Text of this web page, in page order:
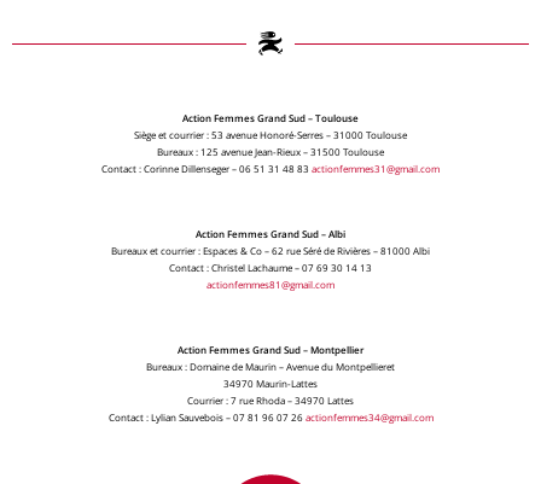
Action Femmes Grand Sud – Toulouse
Siège et courrier : 53 avenue Honoré-Serres – 31000 Toulouse
Bureaux : 125 avenue Jean-Rieux – 31500 Toulouse
Contact : Corinne Dillenseger – 06 51 31 48 83 actionfemmes31@gmail.com
Action Femmes Grand Sud – Albi
Bureaux et courrier : Espaces & Co – 62 rue Séré de Rivières – 81000 Albi
Contact : Christel Lachaume – 07 69 30 14 13
actionfemmes81@gmail.com
Action Femmes Grand Sud – Montpellier
Bureaux : Domaine de Maurin – Avenue du Montpellieret
34970 Maurin-Lattes
Courrier : 7 rue Rhoda – 34970 Lattes
Contact : Lylian Sauvebois – 07 81 96 07 26actionfemmes34@gmail.com